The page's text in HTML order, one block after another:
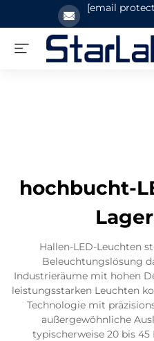
[email
hochbucht-
Hallen-LED-Leuchten
Beleuchtungslösung
Industrieräume mit hohen
leistungsstarken Leuchten
Technologie mit
außergewöhnliche
typischerweise 20 bis